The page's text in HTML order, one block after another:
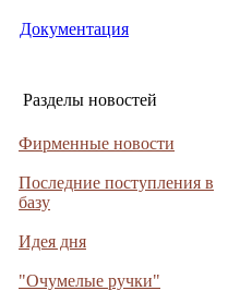
Документация
Разделы новостей
Фирменные новости
Последние поступления в
базу
Идея дня
"Очумелые ручки"